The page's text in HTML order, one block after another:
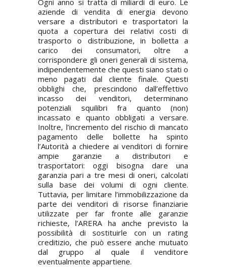
Ogni anno si tratta di miliardi di euro. Le
aziende di vendita di energia devono
versare a distributori e trasportatori la
quota a copertura dei relativi costi di
trasporto o distribuzione, in bolletta a
carico dei consumatori, oltre a
corrispondere gli oneri generali di sistema,
indipendentemente che questi siano stati o
meno pagati dal cliente finale. Questi
obblighi che, prescindono dall’effettivo
incasso dei venditori, determinano
potenziali squilibri fra quanto (non)
incassato e quanto obbligati a versare.
Inoltre, l’incremento del rischio di mancato
pagamento delle bollette ha spinto
l’Autorità a chiedere ai venditori di fornire
ampie garanzie a distributori e
trasportatori: oggi bisogna dare una
garanzia pari a tre mesi di oneri, calcolati
sulla base dei volumi di ogni cliente.
Tuttavia, per limitare l’immobilizzazione da
parte dei venditori di risorse finanziarie
utilizzate per far fronte alle garanzie
richieste, l’ARERA ha anche previsto la
possibilità di sostituirle con un rating
creditizio, che può essere anche mutuato
dal gruppo al quale il venditore
eventualmente appartiene.